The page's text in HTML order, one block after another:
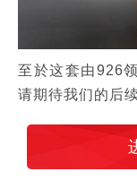
至於这套由926
请期待我们的后